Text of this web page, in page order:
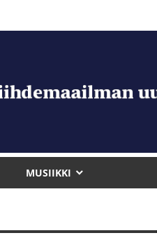
MUSIIKKI